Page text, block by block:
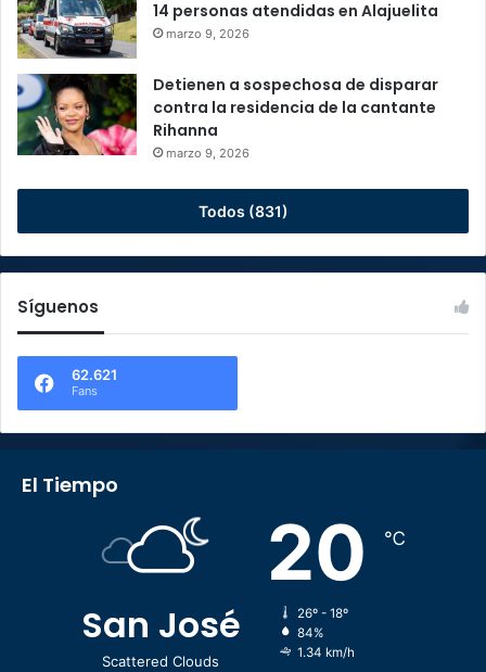
14 personas atendidas en Alajuelita
marzo 9, 2026
Detienen a sospechosa de disparar
contra la residencia de la cantante
Rihanna
marzo 9, 2026
Todos (831)
Síguenos
62.621
Fans
El Tiempo
San José
Scattered Clouds
20 ℃
26º - 18º
84%
1.34 km/h